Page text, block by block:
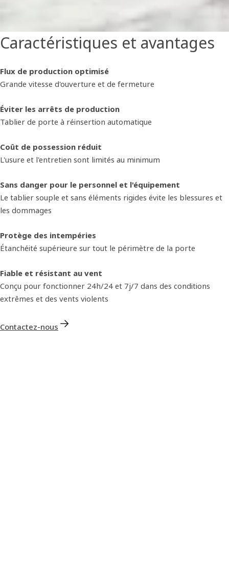
Caractéristiques et avantages
Flux de production optimisé
Grande vitesse d'ouverture et de fermeture
Éviter les arrêts de production
Tablier de porte à réinsertion automatique
Coût de possession réduit
L'usure et l'entretien sont limités au minimum
Sans danger pour le personnel et l'équipement
Le tablier souple et sans éléments rigides évite les blessures et
les dommages
Protège des intempéries
Étanchéité supérieure sur tout le périmètre de la porte
Fiable et résistant au vent
Conçu pour fonctionner 24h/24 et 7j/7 dans des conditions
extrêmes et des vents violents
Contactez-nous